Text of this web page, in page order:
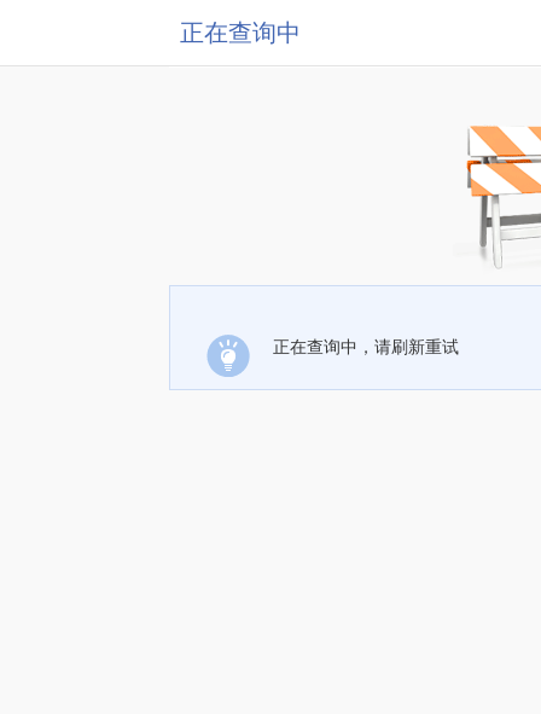
正在查询中
正在查询中，请刷新重试